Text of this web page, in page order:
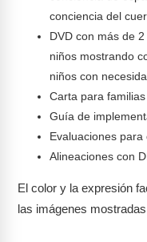
conciencia del
DVD con más de
niños mostrando
niños con
Carta para familias
Guía de
Evaluaciones
Alineaciones con
El color y la expresión
las imágenes